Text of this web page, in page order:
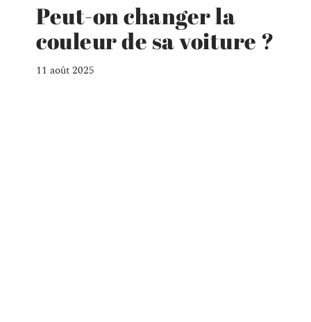
Peut-on changer la
couleur de sa voiture ?
11 août 2025